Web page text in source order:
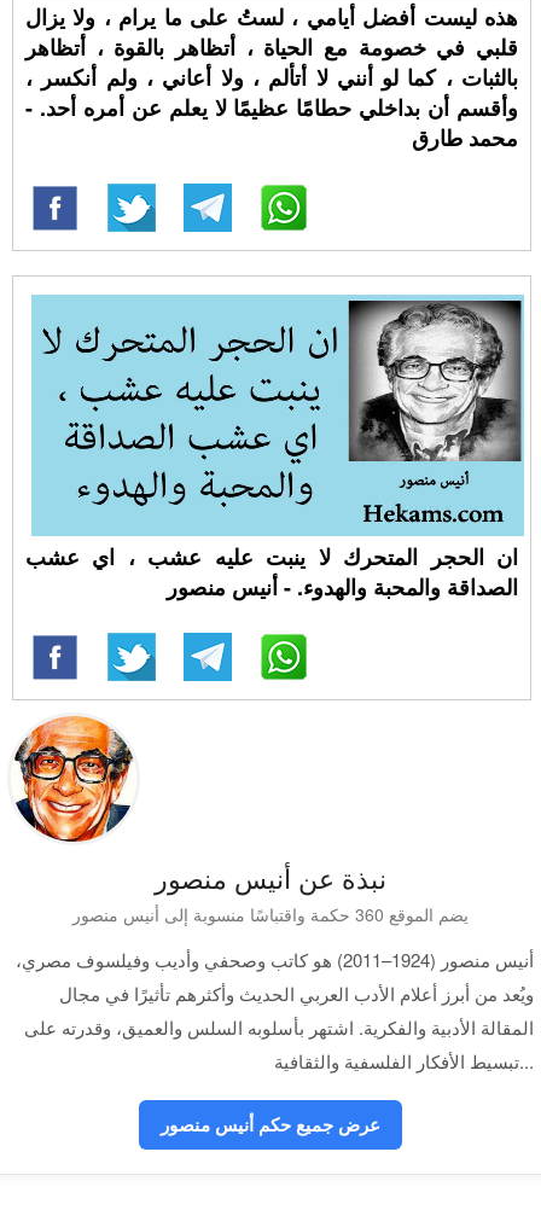
هذه ليست أفضل أيامي ، لستُ على ما يرام ، ولا يزال
قلبي في خصومة مع الحياة ، أتظاهر بالقوة ، أتظاهر
بالثبات ، كما لو أنني لا أتألم ، ولا أعاني ، ولم أنكسر ،
وأقسم أن بداخلي حطامًا عظيمًا لا يعلم عن أمره أحد. -
محمد طارق
ان الحجر المتحرك لا ينبت عليه عشب ، اي عشب
الصداقة والمحبة والهدوء. - أنيس منصور
نبذة عن أنيس منصور
يضم الموقع 360 حكمة واقتباسًا منسوبة إلى أنيس منصور
أنيس منصور (1924–2011) هو كاتب وصحفي وأديب وفيلسوف مصري،
ويُعد من أبرز أعلام الأدب العربي الحديث وأكثرهم تأثيرًا في مجال
المقالة الأدبية والفكرية. اشتهر بأسلوبه السلس والعميق، وقدرته على
تبسيط الأفكار الفلسفية والثقافية...
عرض جميع حكم أنيس منصور